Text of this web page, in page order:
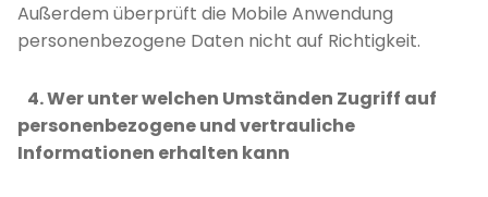
Außerdem überprüft die Mobile Anwendung
personenbezogene Daten nicht auf Richtigkeit.
4. Wer unter welchen Umständen Zugriff auf
personenbezogene und vertrauliche
Informationen erhalten kann